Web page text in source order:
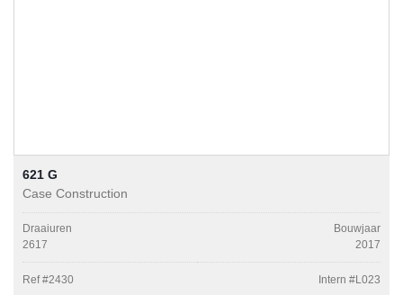
621 G
Case Construction
Draaiuren
2617
Bouwjaar
2017
Ref #2430 Intern #L023